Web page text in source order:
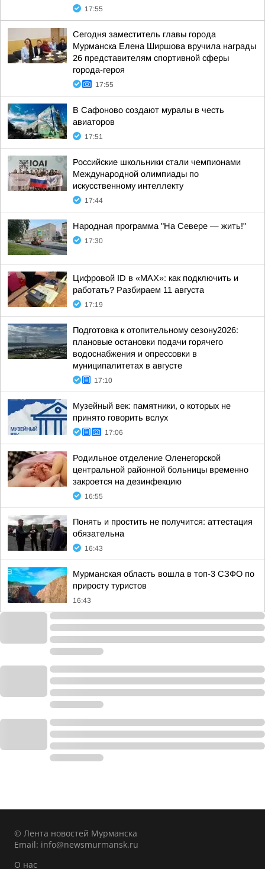
17:55
Сегодня заместитель главы города
Мурманска Елена Ширшова вручила награды
26 представителям спортивной сферы
города-героя
17:55
В Сафоново создают муралы в честь
авиаторов
17:51
Российские школьники стали чемпионами
Международной олимпиады по
искусственному интеллекту
17:44
Народная программа "На Севере — жить!"
17:30
Цифровой ID в «MAX»: как подключить и
работать? Разбираем 11 августа
17:19
Подготовка к отопительному сезону2026:
плановые остановки подачи горячего
водоснабжения и опрессовки в
муниципалитетах в августе
17:10
Музейный век: памятники, о которых не
принято говорить вслух
17:06
Родильное отделение Оленегорской
центральной районной больницы временно
закроется на дезинфекцию
16:55
Понять и простить не получится: аттестация
обязательна
16:43
Мурманская область вошла в топ-3 СЗФО по
приросту туристов
16:43
© Лента новостей Мурманска
Email: info@newsmurmansk.ru
О нас